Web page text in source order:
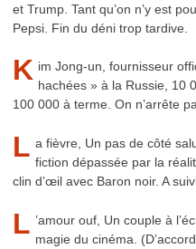
et Trump. Tant qu’on n’y est
Pepsi. Fin du déni trop tardive.
K im Jong-un, fournisseur
hachées » à la Russie, 10
100 000 à terme. On n’arrête
L a fièvre, Un pas de côté
fiction dépassée par la
clin d’œil avec Baron noir. A
L ’amour ouf, Un couple à
magie du cinéma.